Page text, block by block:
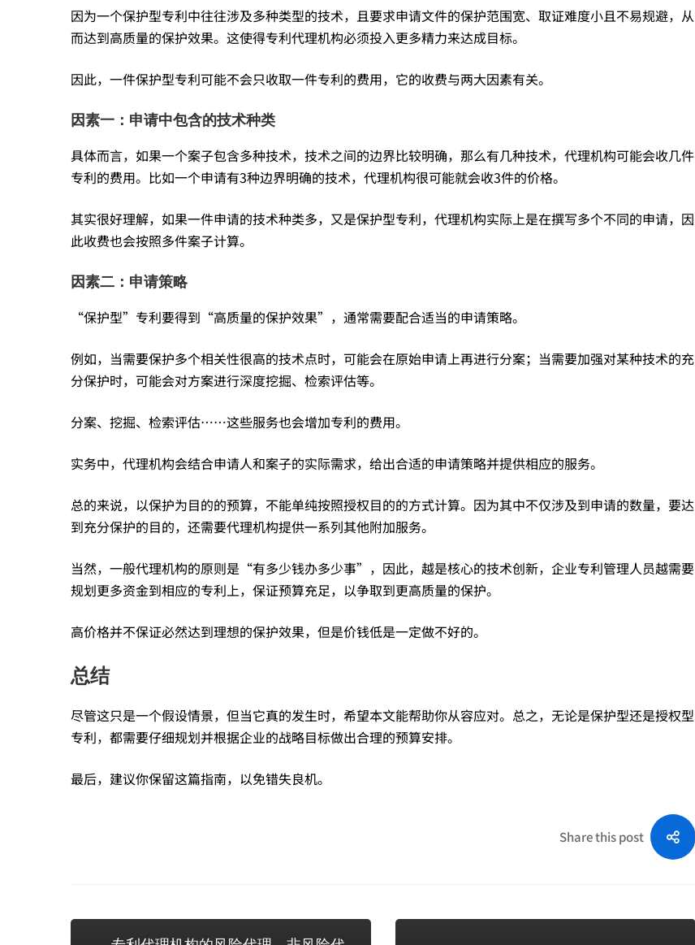
阶
段
吗？
因为一个保护型专利中往往涉及多种类型的技术，且要求申请文件的保护范围宽、取证难度小且不易规避，从
而达到高质量的保护效果。这使得专利代理机构必须投入更多精力来达成目标。
因此，一件保护型专利可能不会只收取一件专利的费用，它的收费与两大因素有关。
因素一：申请中包含的技术种类
具体而言，如果一个案子包含多种技术，技术之间的边界比较明确，那么有几种技术，代理机构可能会收几件
专利的费用。比如一个申请有3种边界明确的技术，代理机构很可能就会收3件的价格。
其实很好理解，如果一件申请的技术种类多，又是保护型专利，代理机构实际上是在撰写多个不同的申请，因
此收费也会按照多件案子计算。
因素二：申请策略
“保护型”专利要得到“高质量的保护效果”，通常需要配合适当的申请策略。
例如，当需要保护多个相关性很高的技术点时，可能会在原始申请上再进行分案；当需要加强对某种技术的充
分保护时，可能会对方案进行深度挖掘、检索评估等。
分案、挖掘、检索评估……这些服务也会增加专利的费用。
实务中，代理机构会结合申请人和案子的实际需求，给出合适的申请策略并提供相应的服务。
总的来说，以保护为目的的预算，不能单纯按照授权目的的方式计算。因为其中不仅涉及到申请的数量，要达
到充分保护的目的，还需要代理机构提供一系列其他附加服务。
当然，一般代理机构的原则是“有多少钱办多少事”，因此，越是核心的技术创新，企业专利管理人员越需要
规划更多资金到相应的专利上，保证预算充足，以争取到更高质量的保护。
高价格并不保证必然达到理想的保护效果，但是价钱低是一定做不好的。
总结
尽管这只是一个假设情景，但当它真的发生时，希望本文能帮助你从容应对。总之，无论是保护型还是授权型
专利，都需要仔细规划并根据企业的战略目标做出合理的预算安排。
最后，建议你保留这篇指南，以免错失良机。
Share this post